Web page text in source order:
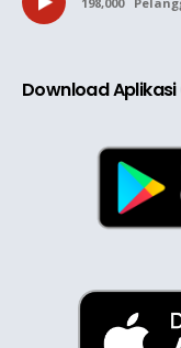
Download Aplikasi